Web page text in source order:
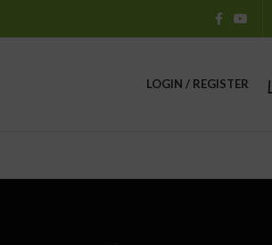
LOGIN / REGISTER